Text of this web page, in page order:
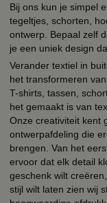
Bij ons kun je simpel
tegeltjes, schorten,
ontwerp. Bepaal zelf
je een uniek design
Verander textiel in
het transformeren
T-shirts, tassen,
het gemaakt is van
Onze creativiteit kent
ontwerpafdeling die
brengen. Van het
ervoor dat elk detail
geschenk wilt
stijl wilt laten zien wij